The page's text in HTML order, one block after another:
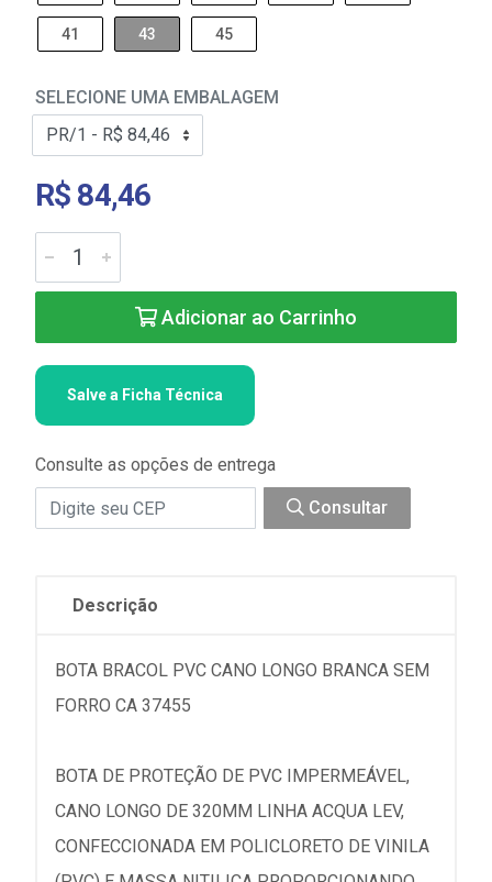
41 43 45
SELECIONE UMA EMBALAGEM
R$ 84,46
Adicionar ao Carrinho
Salve a Ficha Técnica
Consulte as opções de entrega
Consultar
Descrição
BOTA BRACOL PVC CANO LONGO BRANCA SEM
FORRO CA 37455
BOTA DE PROTEÇÃO DE PVC IMPERMEÁVEL,
CANO LONGO DE 320MM LINHA ACQUA LEV,
CONFECCIONADA EM POLICLORETO DE VINILA